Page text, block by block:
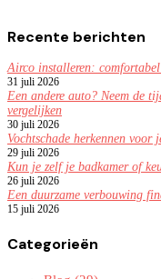
Recente berichten
Airco installeren:
31 juli 2026
Een andere auto? Neem de
vergelijken
30 juli 2026
Vochtschade herkennen voor
29 juli 2026
Kun je zelf je badkamer of
26 juli 2026
Een duurzame verbouwing
15 juli 2026
Categorieën